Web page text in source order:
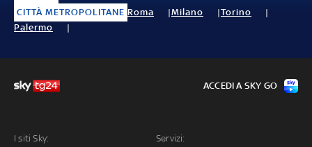
CITTÀ METROPOLITANE Roma Milano
Torino
Palermo
I siti Sky: Servizi:
ACCEDI A SKY GO